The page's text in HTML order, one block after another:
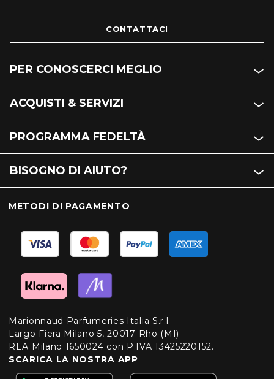
CONTATTACI
PER CONOSCERCI MEGLIO
ACQUISTI & SERVIZI
PROGRAMMA FEDELTÀ
BISOGNO DI AIUTO?
METODI DI PAGAMENTO
Marionnaud Parfumeries Italia S.r.l.
Largo Fiera Milano 5, 20017 Rho (MI)
REA Milano 1650024 con P.IVA 13425220152.
SCARICA LA NOSTRA APP